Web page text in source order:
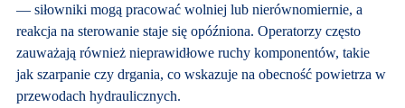
— siłowniki mogą pracować wolniej lub nierównomiernie, a
reakcja na sterowanie staje się opóźniona. Operatorzy często
zauważają również nieprawidłowe ruchy komponentów, takie
jak szarpanie czy drgania, co wskazuje na obecność powietrza w
przewodach hydraulicznych.